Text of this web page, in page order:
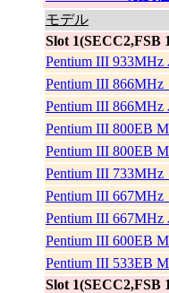
モデル
Slot 1(SECC2,FSB
Pentium III 933MHz
Pentium III
Pentium III 866MHz
Pentium III 800EB
Pentium III 800EB
Pentium III
Pentium III
Pentium III 667MHz
Pentium III 600EB
Pentium III 533EB
Slot 1(SECC2,FSB